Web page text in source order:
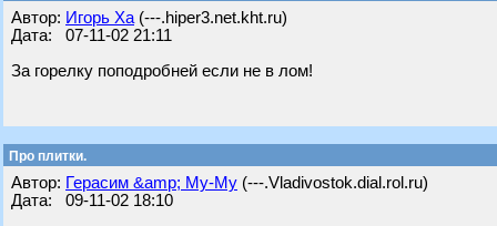
Автор: Игорь Ха (---.hiper3.net.kht.ru)
Дата: 07-11-02 21:11
За горелку поподробней если не в лом!
Про плитки.
Автор: Герасим &amp; Му-Му (---.Vladivostok.dial.rol.ru)
Дата: 09-11-02 18:10